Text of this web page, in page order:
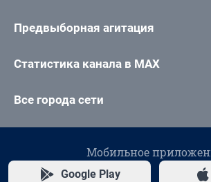
Предвыборная агитация
Статистика канала в MAX
Все города сети
Мобильное
Google Play